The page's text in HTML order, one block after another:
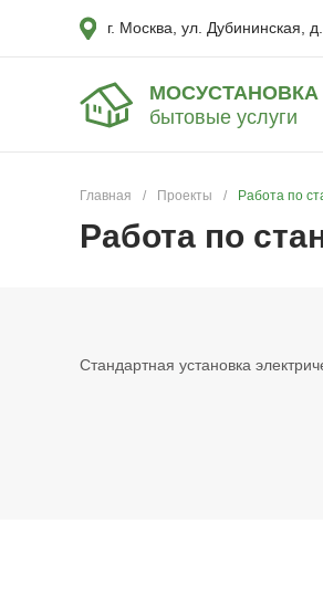
г. Москва, ул. Дубининская,
МОСУСТАНОВКА
бытовые услуги
Главная / Проекты / Работа по
Работа по
Стандартная установка